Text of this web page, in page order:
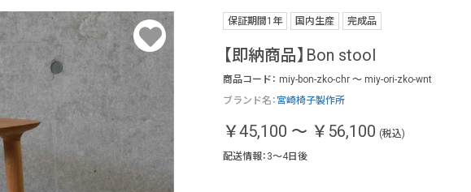
保証期間1年 国内生産 完成品
【即納商品】Bon stool
商品コード： miy-bon-zko-chr ～ miy-ori-zko-wnt
ブランド名： 宮崎椅子製作所
￥45,100 ～ ￥56,100 (税込)
配送情報：3～4日後